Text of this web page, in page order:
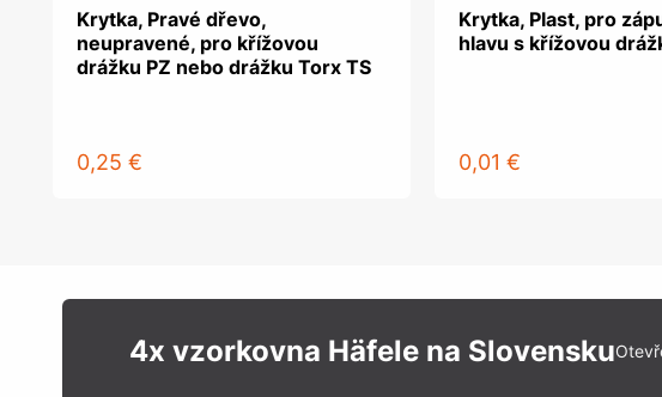
Krytka, Pravé dřevo,
neupravené, pro křížovou
drážku PZ nebo drážku Torx TS
0,25 €
Krytka, Plast, pro
hlavu s křížovou
0,01 €
4x vzorkovna Häfele na Slovensku